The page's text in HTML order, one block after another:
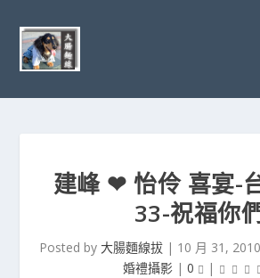
建峰 ❤ 怡伶 喜宴-
33-祝福你
Posted by 大腸麵線拔| 10 月 31, 2010
婚禮攝影| 0 |